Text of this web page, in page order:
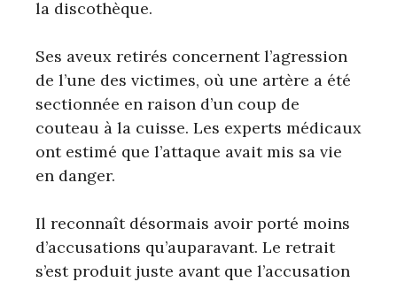
la discothèque.
Ses aveux retirés concernent l’agression
de l’une des victimes, où une artère a été
sectionnée en raison d’un coup de
couteau à la cuisse. Les experts médicaux
ont estimé que l’attaque avait mis sa vie
en danger.
Il reconnaît désormais avoir porté moins
d’accusations qu’auparavant. Le retrait
s’est produit juste avant que l’accusation